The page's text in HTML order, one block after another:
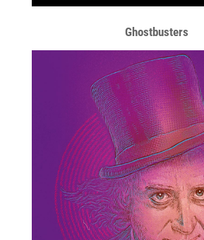
Ghostbusters